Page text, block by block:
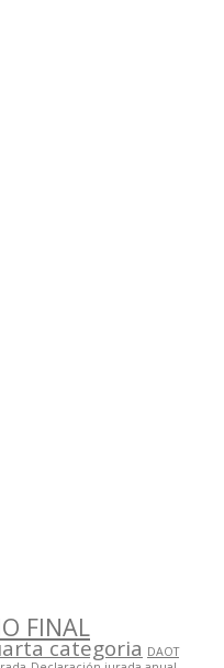
FINAL
categoria DAOT